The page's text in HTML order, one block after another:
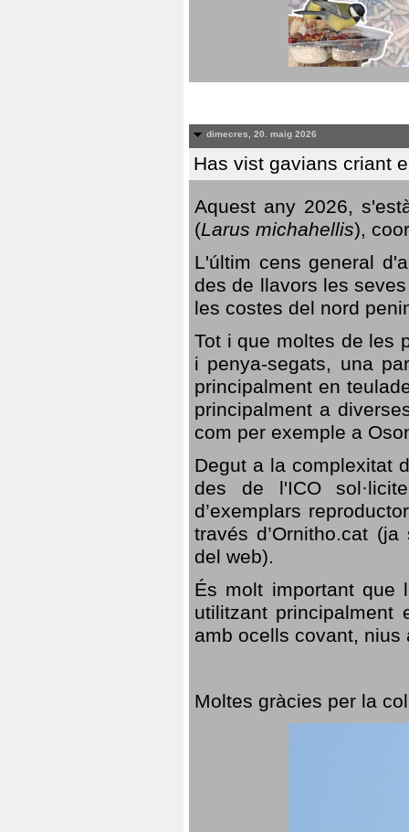
dimecres, 20. maig 2026
Has vist gavians criant
Aquest any 2026,
(Larus michahellis),
L'últim cens general
des de llavors les
les costes del nord
Tot i que moltes de les
i penya-segats, una
principalment en
principalment a
com per exemple a
Degut a la complexitat
des de l'ICO
d’exemplars
través d’Ornitho.cat
del web).
És molt important que
utilitzant
amb ocells covant,
Moltes gràcies per la